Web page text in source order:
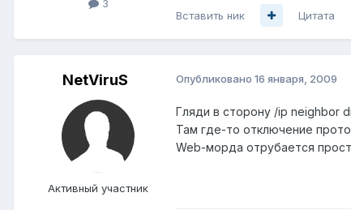
3
Вставить ник Цитата
NetViruS
Активный участник
Опубликовано 16 января, 2009
Гляди в сторону /ip neighbor
Там где-то отключение
Web-морда отрубается